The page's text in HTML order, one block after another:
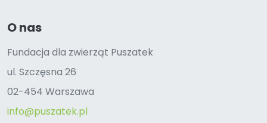
O nas
Fundacja dla zwierząt Puszatek
ul. Szczęsna 26
02-454 Warszawa
info@puszatek.pl